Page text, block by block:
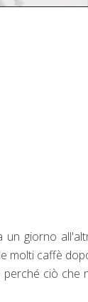
giorno
caffè
ciò che